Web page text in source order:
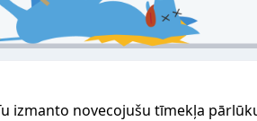
izmanto novecojušu tīmekļa